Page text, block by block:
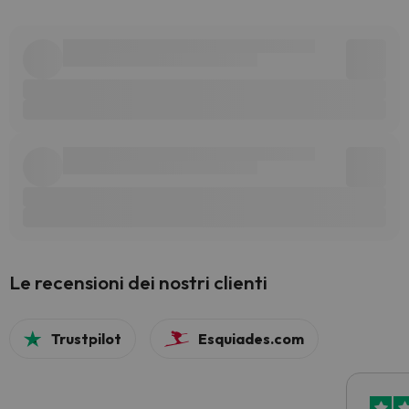
Le recensioni dei nostri clienti
Trustpilot Esquiades.com